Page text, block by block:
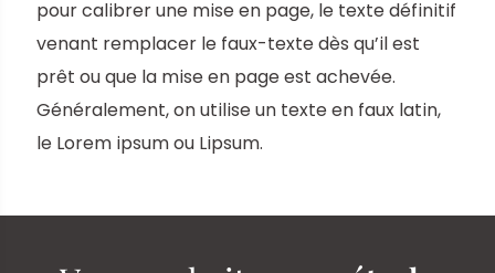
pour calibrer une mise en page, le texte définitif
venant remplacer le faux-texte dès qu’il est
prêt ou que la mise en page est achevée.
Généralement, on utilise un texte en faux latin,
le Lorem ipsum ou Lipsum.